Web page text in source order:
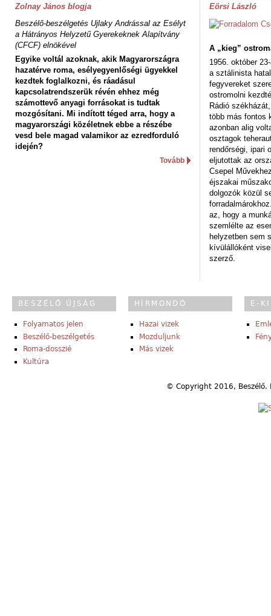
Zolnay János blogja
Beszélő-beszélgetés Ujlaky Andrással az Esélyt
a Hátrányos Helyzetű Gyerekeknek Alapítvány
(CFCF) elnökével
Egyike voltál azoknak, akik Magyarországra
hazatérve roma, esélyegyenlőségi ügyekkel
kezdtek foglalkozni, és ráadásul
kapcsolatrendszerük révén ehhez még
számottevő anyagi forrásokat is tudtak
mozgósítani. Mi indított téged arra, hogy a
magyarországi közéletnek ebbe a részébe
vesd bele magad valamikor az ezredforduló
idején?
Tovább
Eörsi László
A „kieg”
1956. október
a sztálinista
fegyvereket
ostromolni
Rádió
több más fontos
azonban alig
osztagok
rendőrségi, ipari
eljutottak az
Csepel
éjszakai
dolgozók közül
az, hogy a
szemlélte az
helyzetben sem
kívülállóként
szerző.
BESZÉLŐ ÚJSÁG
Folyamatos jelen
Beszélő-beszélgetés
Roma-dosszié
Kultúra
HÍRMONDÓ
Hazai vizek
Mozduljunk
Más vizek
E-
© Copyright 2016,